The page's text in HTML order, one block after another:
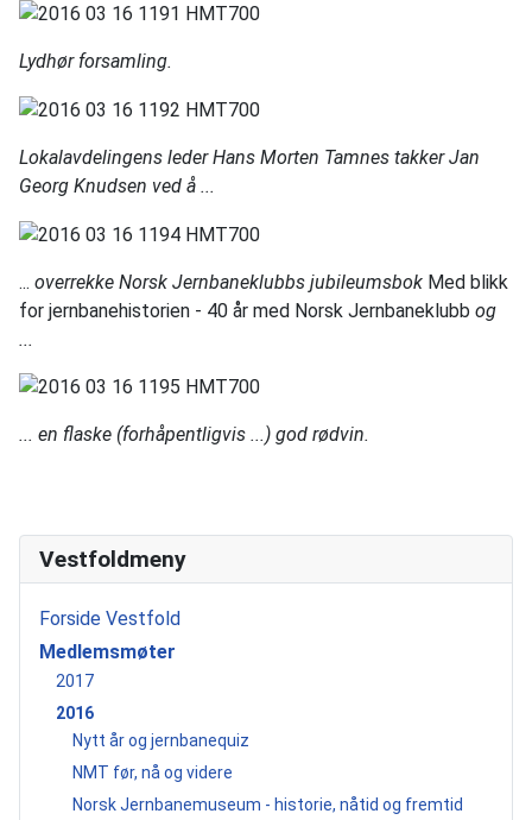
Vestfoldmeny
Forside Vestfold
Medlemsmøter
2017
2016
Nytt år og jernbanequiz
NMT før, nå og videre
Norsk Jernbanemuseum - historie, nåtid og fremtid
Lydhør forsamling.
Lokalavdelingens leder Hans Morten Tamnes takker Jan
Georg Knudsen ved å ...
... overrekke Norsk Jernbaneklubbs jubileumsbok Med blikk
for jernbanehistorien - 40 år med Norsk Jernbaneklubb og
...
... en flaske (forhåpentligvis ...) god rødvin.